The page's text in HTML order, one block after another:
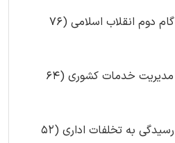
بخش 2: بیانیه گام دوم انقلاب اسلامی (76
بخش 3: قانون مدیریت خدمات کشوری (64
بخش 4: قانون رسیدگی به تخلفات اداری (52